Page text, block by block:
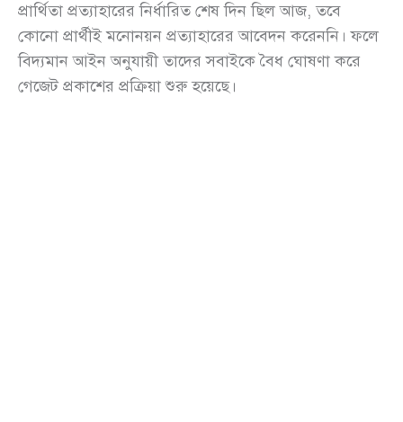
প্রার্থিতা প্রত্যাহারের নির্ধারিত শেষ দিন ছিল আজ, তবে
কোনো প্রার্থীই মনোনয়ন প্রত্যাহারের আবেদন করেননি। ফলে
বিদ্যমান আইন অনুযায়ী তাদের সবাইকে বৈধ ঘোষণা করে
গেজেট প্রকাশের প্রক্রিয়া শুরু হয়েছে।